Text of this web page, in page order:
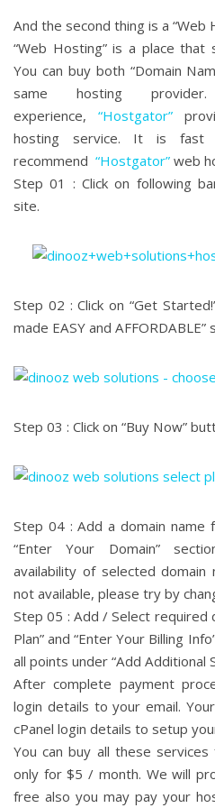
And the second thing is a “Web
“Web Hosting” is a place
You can buy both “Domain
same hosting
experience, “Hostgator”
hosting service. It is fast
recommend “Hostgator” web
Step 01 : Click on following
site.
Step 02 : Click on “Get
made EASY and AFFORDABLE”
Step 03 : Click on “Buy Now”
Step 04 : Add a domain
“Enter Your Domain”
availability of selected domain
not available, please try by
Step 05 : Add / Select required
Plan” and “Enter Your Billing
all points under “Add Additional
After complete payment
login details to your email.
cPanel login details to setup
You can buy all these services
only for $5 / month. We will
free also you may pay your